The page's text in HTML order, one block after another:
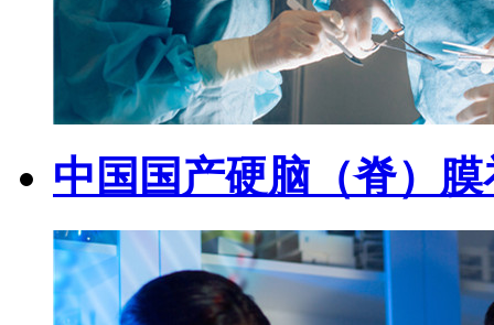
中国国产硬脑（脊）